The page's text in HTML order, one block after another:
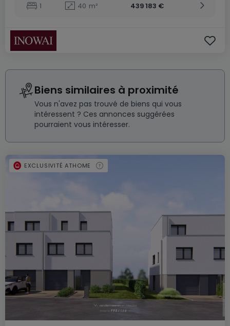
1
40 m² 439 183 €
Biens similaires à proximité
Vous n'avez pas trouvé de biens qui vous
intéressent ? Ces annonces suggérées
pourraient vous intéresser.
EXCLUSIVITÉ ATHOME